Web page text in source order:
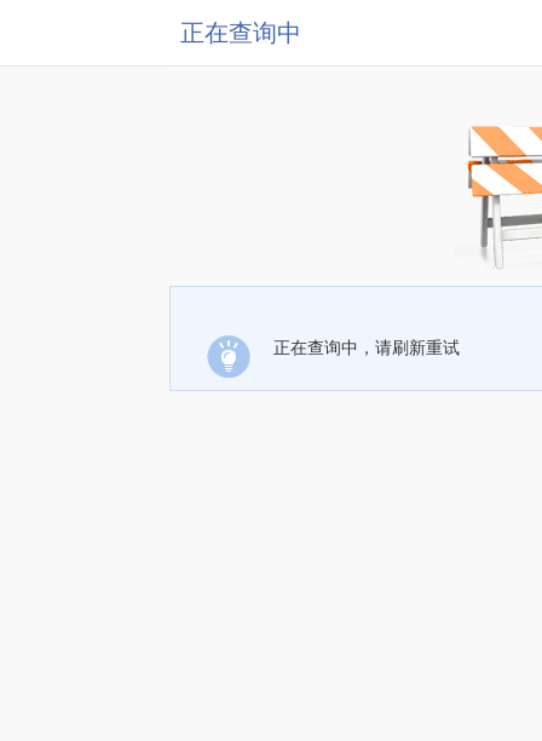
正在查询中
正在查询中，请刷新重试